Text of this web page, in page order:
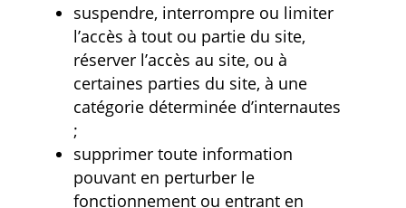
suspendre, interrompre ou limiter
l’accès à tout ou partie du site,
réserver l’accès au site, ou à
certaines parties du site, à une
catégorie déterminée d’internautes
;
supprimer toute information
pouvant en perturber le
fonctionnement ou entrant en